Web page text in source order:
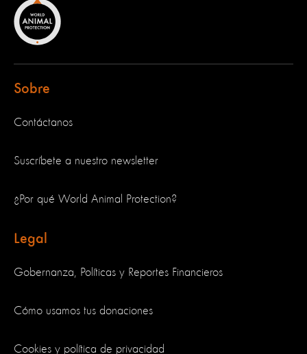
Sobre
Contáctanos
Suscríbete a nuestro newsletter
¿Por qué World Animal Protection?
Legal
Gobernanza, Políticas y Reportes Financieros
Cómo usamos tus donaciones
Cookies y política de privacidad